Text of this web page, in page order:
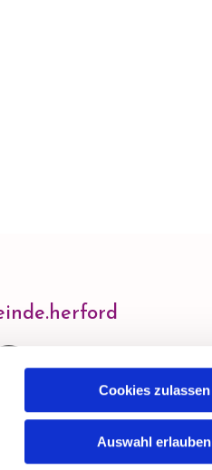
Cookies zulassen
Auswahl erlauben
Cookies, um diesen Inhalt
cookies